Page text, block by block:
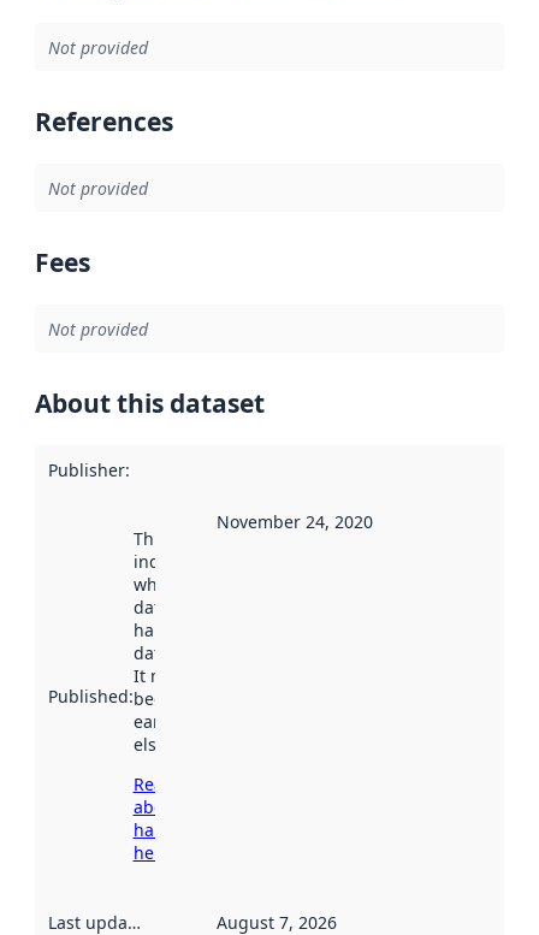
Not provided
References
Not provided
Fees
Not provided
About this dataset
Publisher:
Published:
This date
indicates
when the
dataset was
harvested by
data.norge.no.
It may have
been available
earlier
elsewhere.
Read more
about
harvesting
here
November 24, 2020
Last updated August 7, 2026